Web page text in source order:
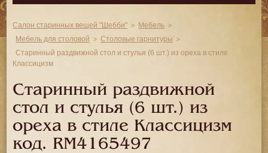
Салон старинных вещей "Шебби"
Мебель
Мебель для столовой
Столовые гарнитуры
Старинный раздвижной стол и стулья (6 шт.) из ореха в стиле
Классицизм
Старинный раздвижной
стол и стулья (6 шт.) из
ореха в стиле Классицизм
код. RM4165497